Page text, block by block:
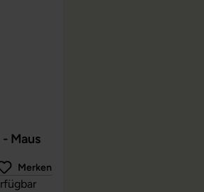
Maus
von 5 von 5 Sternen
Merken